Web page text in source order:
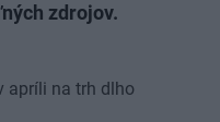
zdrojov.
apríli na trh dlho